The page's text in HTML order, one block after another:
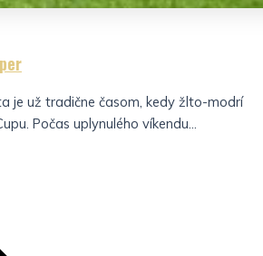
je už tradične časom, kedy žlto-modrí
Počas uplynulého víkendu...